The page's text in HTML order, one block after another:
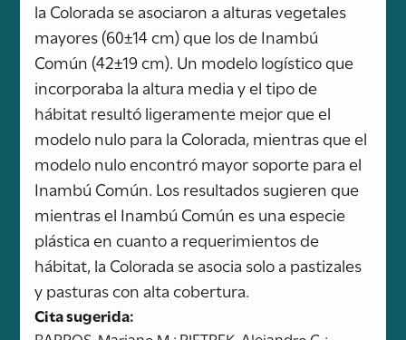
la Colorada se asociaron a alturas vegetales
mayores (60±14 cm) que los de Inambú
Común (42±19 cm). Un modelo logístico que
incorporaba la altura media y el tipo de
hábitat resultó ligeramente mejor que el
modelo nulo para la Colorada, mientras que el
modelo nulo encontró mayor soporte para el
Inambú Común. Los resultados sugieren que
mientras el Inambú Común es una especie
plástica en cuanto a requerimientos de
hábitat, la Colorada se asocia solo a pastizales
y pasturas con alta cobertura.
Cita sugerida: